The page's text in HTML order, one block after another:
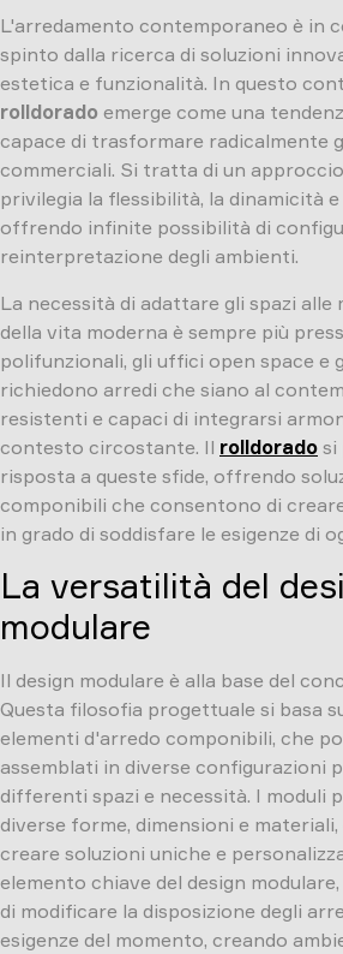
L'arredamento contemporaneo è in
spinto dalla ricerca di soluzioni
estetica e funzionalità. In questo
rolldorado emerge come una
capace di trasformare radicalmente
commerciali. Si tratta di un
privilegia la flessibilità, la dinamicità
offrendo infinite possibilità di
reinterpretazione degli ambienti.
La necessità di adattare gli spazi alle
della vita moderna è sempre più
polifunzionali, gli uffici open space e
richiedono arredi che siano al
resistenti e capaci di integrarsi
contesto circostante. Il rolldorado si
risposta a queste sfide, offrendo
componibili che consentono di
in grado di soddisfare le esigenze di
La versatilità del
modulare
Il design modulare è alla base del
Questa filosofia progettuale si basa
elementi d'arredo componibili, che
assemblati in diverse configurazioni
differenti spazi e necessità. I moduli
diverse forme, dimensioni e
creare soluzioni uniche e
elemento chiave del design
di modificare la disposizione degli
esigenze del momento, creando